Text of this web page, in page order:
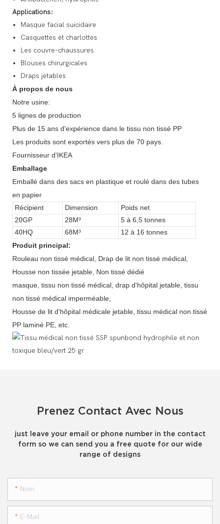
Applications:
Masque facial suicidaire
Casquettes et charlottes
Les couvre-chaussures
Blouses chirurgicales
Draps jetables
À propos de nous
Notre usine:
5 lignes de production
Plus de 15 ans d'expérience dans le tissu non tissé PP
Les produits sont exportés vers plus de 70 pays.
Fournisseur d'IKEA
Emballage
Emballé dans des sacs en plastique et roulé dans des tubes
en papier
Récipient
Dimension
Poids net
20GP
28M³
5 à 6,5 tonnes
40HQ
68M³
12 à 16 tonnes
Produit principal:
Rouleau non tissé médical, Drap de lit non tissé médical,
Housse non tissée jetable, Non tissé dédié
masque, tissu non tissé médical, drap d'hôpital jetable, tissu
non tissé médical imperméable,
Housse de lit d'hôpital médicale jetable, tissu médical non tissé
PP laminé PE, etc.
Prenez Contact Avec Nous
just leave your email or phone number in the contact
form so we can send you a free quote for our wide
range of designs
Nom
E-Mail